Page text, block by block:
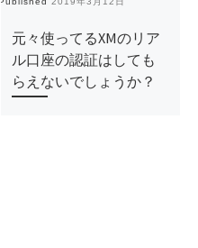
元々使ってるXMのリア
ル口座の認証はしても
らえないでしょうか？